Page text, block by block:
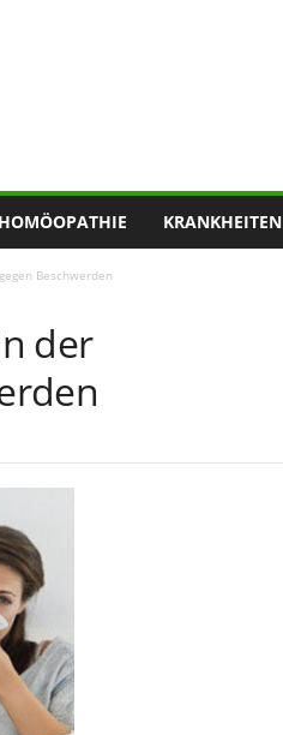
HOMÖOPATHIE KRANKHEITEN
Beschwerden
der